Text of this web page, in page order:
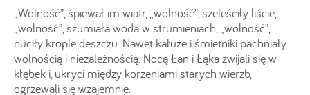
„Wolność”, śpiewał im wiatr, „wolność”, szeleściły liście,
„wolność”, szumiała woda w strumieniach, „wolność”,
nuciły krople deszczu. Nawet kałuże i śmietniki pachniały
wolnością i niezależnością. Nocą Łan i Łąka zwijali się w
kłębek i, ukryci między korzeniami starych wierzb,
ogrzewali się wzajemnie.